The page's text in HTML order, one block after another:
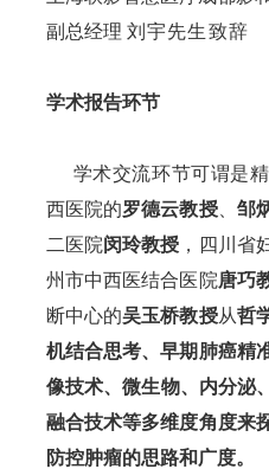
副总经理 刘宇先生致辞
学术报告环节
学术交流环节可谓是精
西医院的罗德云教授、 邹
二医院闵玲教授 ，四川省
州市中西医结合医院唐巧
断中心的吴玉桥教授从哲
机结合思考、早期肺癌精
像技术、微生物、内分泌
融合技术等多维度角度来
防控肿瘤的思路和广度。